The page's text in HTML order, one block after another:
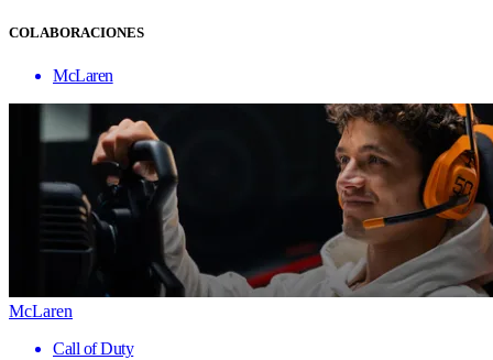
COLABORACIONES
McLaren
McLaren
Call of Duty